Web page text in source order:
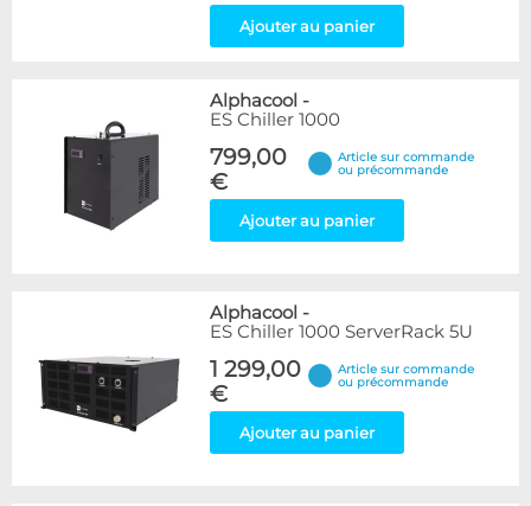
Ajouter au panier
Alphacool -
ES Chiller 1000
799,00
€
Article sur commande
ou précommande
Ajouter au panier
Alphacool -
ES Chiller 1000 ServerRack 5U
1 299,00
€
Article sur commande
ou précommande
Ajouter au panier